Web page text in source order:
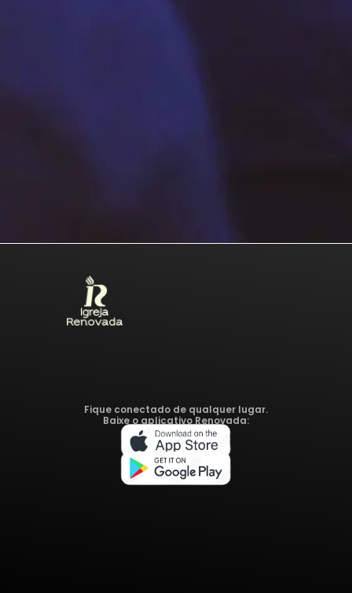
Fique conectado de qualquer lugar.
Baixe o aplicativo Renovada: